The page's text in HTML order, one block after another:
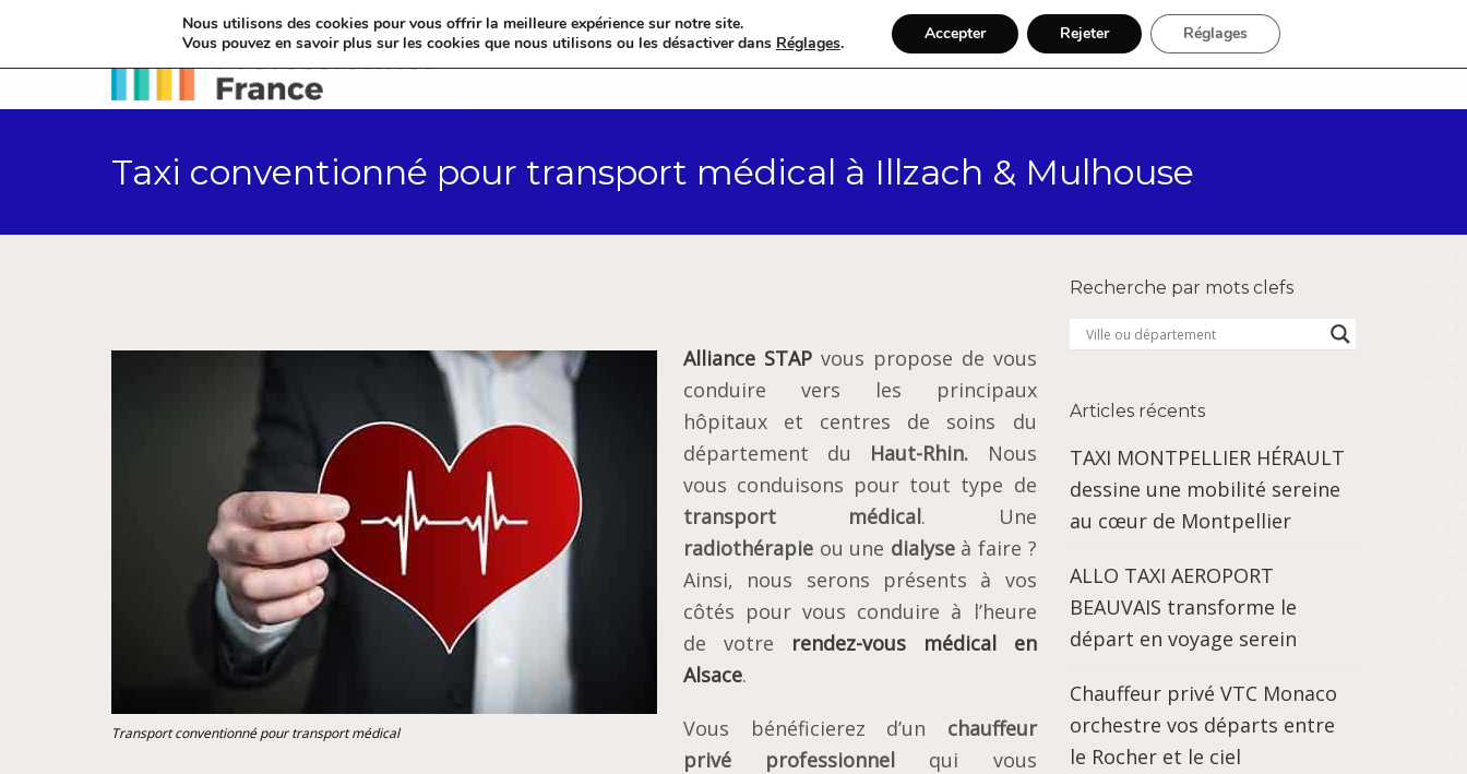
Accueil Catégories Par région Inscription
Taxi conventionné pour transport médical à Illzach & Mulhouse
Transport conventionné pour transport médical
Alliance STAPvous propose de vous
conduire vers les principaux
hôpitaux et centres de soins du
département du Haut-Rhin. Nous
vous conduisons pour tout type de
transport médical. Une
radiothérapie ou une dialyseà faire ?
Ainsi, nous serons présents à vos
côtés pour vous conduire à l’heure
de votre rendez-vous médical en
Alsace.
Vous bénéficierez d’un chauffeur
privé professionnel qui vous
Recherche par mots clefs
Articles récents
TAXI MONTPELLIER HÉRAULT
dessine une mobilité sereine
au cœur de Montpellier
ALLO TAXI AEROPORT
BEAUVAIS transforme le
départ en voyage serein
Chauffeur privé VTC Monaco
orchestre vos départs entre
le Rocher et le ciel
Nous utilisons des cookies pour vous offrir la meilleure expérience sur notre site.
Vous pouvez en savoir plus sur les cookies que nous utilisons ou les désactiver dans Réglages. Accepter Rejeter Réglages